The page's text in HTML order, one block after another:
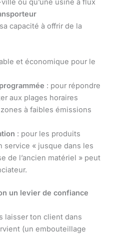
ou qu’une usine à flux
capacité à offrir de la
et économique pour le
: pour répondre
aux plages horaires
à faibles émissions
: pour les produits
service « jusque dans les
de l’ancien matériel » peut
un levier de confiance
laisser ton client dans
(un embouteillage